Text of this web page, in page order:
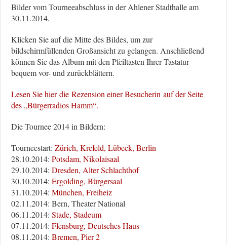
Bilder vom Tourneeabschluss in der Ahlener Stadthalle am
30.11.2014.
Klicken Sie auf die Mitte des Bildes, um zur
bildschirmfüllenden Großansicht zu gelangen. Anschließend
können Sie das Album mit den Pfeiltasten Ihrer Tastatur
bequem vor- und zurückblättern.
Lesen Sie hier die Rezension einer Besucherin auf der Seite
des „Bürgerradios Hamm“.
Die Tournee 2014 in Bildern:
Tourneestart:Zürich, Krefeld, Lübeck, Berlin
28.10.2014:Potsdam, Nikolaisaal
29.10.2014:Dresden, Alter Schlachthof
30.10.2014:Ergolding, Bürgersaal
31.10.2014:München, Freiheiz
02.11.2014: Bern, Theater National
06.11.2014:Stade, Stadeum
07.11.2014:Flensburg, Deutsches Haus
08.11.2014:Bremen, Pier 2